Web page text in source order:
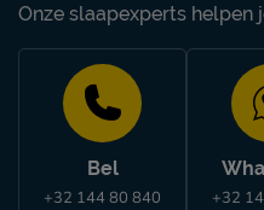
Onze slaapexperts helpen
Bel
+32 144 80 840 +32